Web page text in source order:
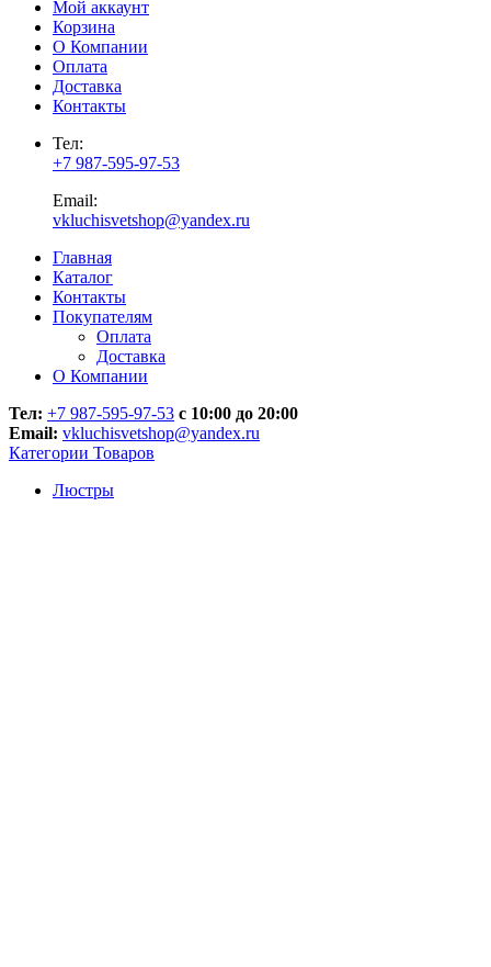
Мой аккаунт
Корзина
О Компании
Оплата
Доставка
Контакты
Тел:
+7 987-595-97-53
Email:
vkluchisvetshop@yandex.ru
Главная
Каталог
Контакты
Покупателям
Оплата
Доставка
О Компании
Тел: +7 987-595-97-53 с 10:00 до 20:00
Email: vkluchisvetshop@yandex.ru
Категории Товаров
Люстры